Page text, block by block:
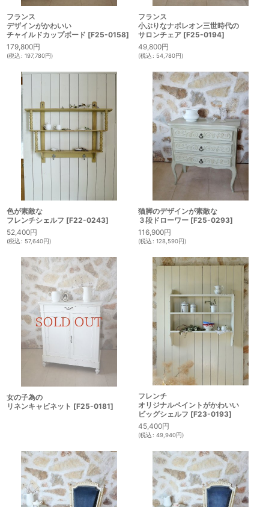
フランス
デザインがかわいい
チャイルドカップボード [F25-0158]
179,800円
(税込: 197,780円)
フランス
小ぶりなナポレオン三世時代の
サロンチェア [F25-0194]
49,800円
(税込: 54,780円)
色が素敵な
フレンチシェルフ [F22-0243]
52,400円
(税込: 57,640円)
猫脚のデザインが素敵な
３段ドローワー [F25-0293]
116,900円
(税込: 128,590円)
女の子為の
リネンキャビネット [F25-0181]
フレンチ
オリジナルペイントがかわいい
ビッグシェルフ [F23-0193]
45,400円
(税込: 49,940円)